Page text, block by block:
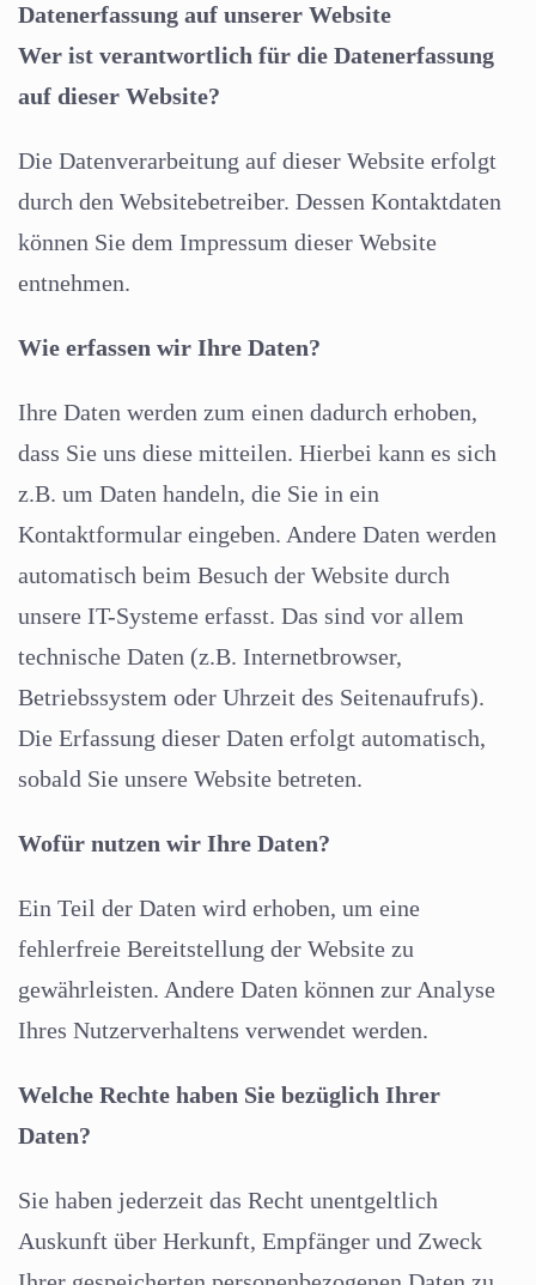
Datenerfassung auf unserer Website
Wer ist verantwortlich für die Datenerfassung
auf dieser Website?
Die Datenverarbeitung auf dieser Website erfolgt
durch den Websitebetreiber. Dessen Kontaktdaten
können Sie dem Impressum dieser Website
entnehmen.
Wie erfassen wir Ihre Daten?
Ihre Daten werden zum einen dadurch erhoben,
dass Sie uns diese mitteilen. Hierbei kann es sich
z.B. um Daten handeln, die Sie in ein
Kontaktformular eingeben. Andere Daten werden
automatisch beim Besuch der Website durch
unsere IT-Systeme erfasst. Das sind vor allem
technische Daten (z.B. Internetbrowser,
Betriebssystem oder Uhrzeit des Seitenaufrufs).
Die Erfassung dieser Daten erfolgt automatisch,
sobald Sie unsere Website betreten.
Wofür nutzen wir Ihre Daten?
Ein Teil der Daten wird erhoben, um eine
fehlerfreie Bereitstellung der Website zu
gewährleisten. Andere Daten können zur Analyse
Ihres Nutzerverhaltens verwendet werden.
Welche Rechte haben Sie bezüglich Ihrer
Daten?
Sie haben jederzeit das Recht unentgeltlich
Auskunft über Herkunft, Empfänger und Zweck